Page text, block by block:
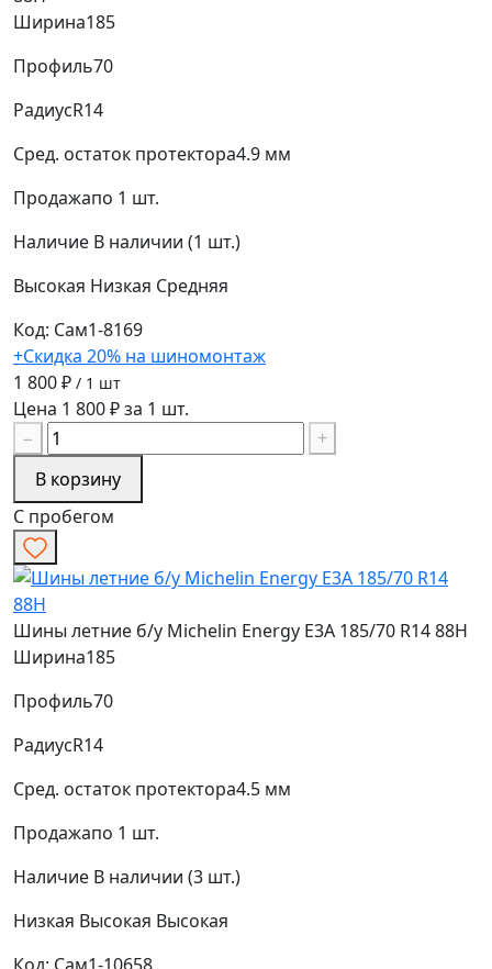
Ширина185
Профиль70
РадиусR14
Сред. остаток протектора4.9 мм
Продажапо 1 шт.
Наличие В наличии (1 шт.)
Высокая Низкая Средняя
Код: Сам1-8169
+Скидка 20% на шиномонтаж
1 800 ₽ / 1 шт
Цена 1 800 ₽ за 1 шт.
−
+
В корзину
С пробегом
Шины летние б/у Michelin Energy E3A 185/70 R14 88H
Ширина185
Профиль70
РадиусR14
Сред. остаток протектора4.5 мм
Продажапо 1 шт.
Наличие В наличии (3 шт.)
Низкая Высокая Высокая